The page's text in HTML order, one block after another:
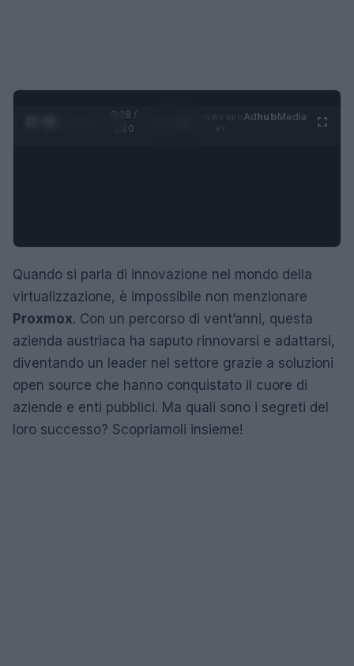
0:29 /
1:20
AdhubMedia
Quando si parla di innovazione nel mondo della
virtualizzazione, è impossibile non menzionare
Proxmox. Con un percorso di vent’anni, questa
azienda austriaca ha saputo rinnovarsi e adattarsi,
diventando un leader nel settore grazie a soluzioni
open source che hanno conquistato il cuore di
aziende e enti pubblici. Ma quali sono i segreti del
loro successo? Scopriamoli insieme!